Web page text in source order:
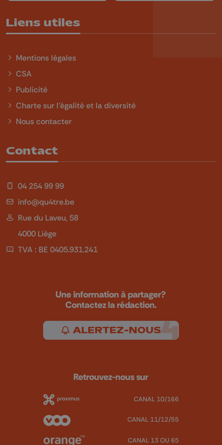
Liens utiles
Mentions légales
CSA
Publicité
Charte sur l'égalité et la diversité
Nous contacter
Contact
04 254 99 99
info@qu4tre.be
Rue du Laveu, 58
4000 Liège
TVA : BE 0405.931.241
Une information à partager?
Contactez la rédaction.
ALERTEZ-NOUS
Retrouvez-nous sur
CANAL 10/166
CANAL 11/12/55
CANAL 13 OU 65